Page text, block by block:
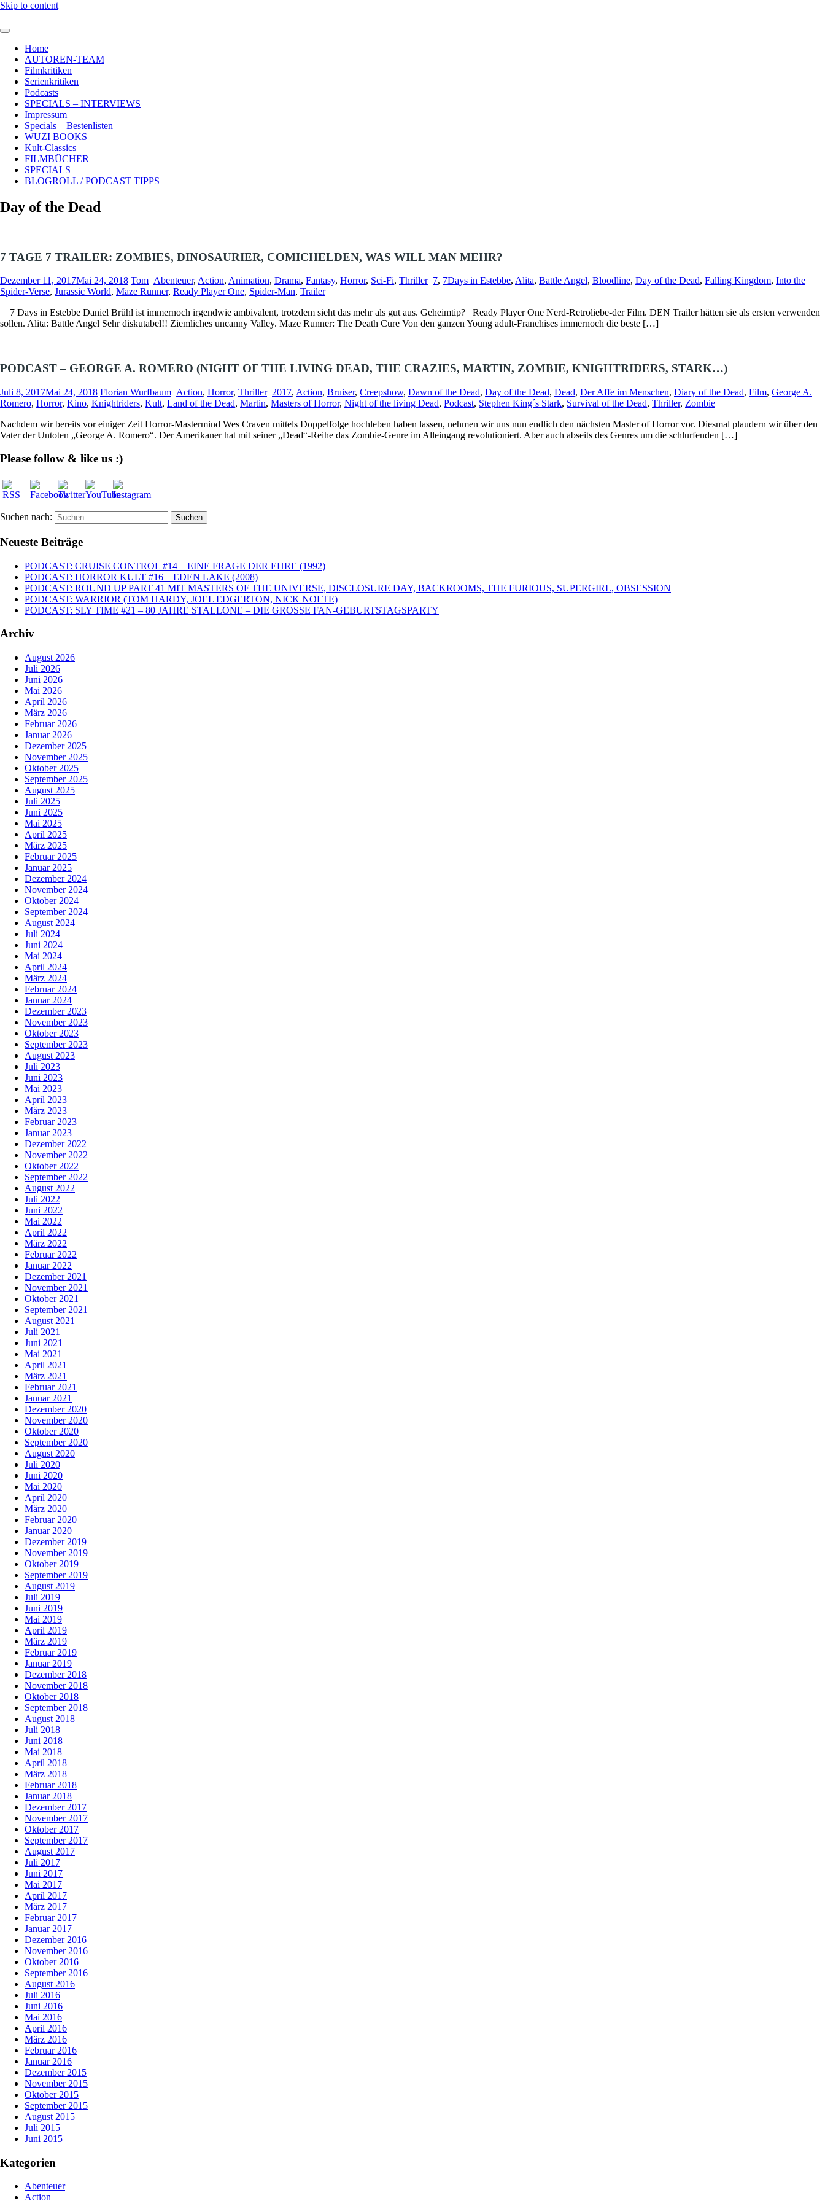
Skip to content
Home
AUTOREN-TEAM
Filmkritiken
Serienkritiken
Podcasts
SPECIALS – INTERVIEWS
Impressum
Specials – Bestenlisten
WUZI BOOKS
Kult-Classics
FILMBÜCHER
SPECIALS
BLOGROLL / PODCAST TIPPS
Day of the Dead
7 TAGE 7 TRAILER: ZOMBIES, DINOSAURIER, COMICHELDEN, WAS WILL MAN MEHR?
Dezember 11, 2017Mai 24, 2018 Tom Abenteuer, Action, Animation, Drama, Fantasy, Horror, Sci-Fi, Thriller 7, 7Days in Estebbe, Alita, Battle Angel, Bloodline, Day of the Dead, Falling Kingdom, Into the
Spider-Verse, Jurassic World, Maze Runner, Ready Player One, Spider-Man, Trailer
7 Days in Estebbe Daniel Brühl ist immernoch irgendwie ambivalent, trotzdem sieht das mehr als gut aus. Geheimtip? Ready Player One Nerd-Retroliebe-der Film. DEN Trailer hätten sie als ersten verwenden
sollen. Alita: Battle Angel Sehr diskutabel!! Ziemliches uncanny Valley. Maze Runner: The Death Cure Von den ganzen Young adult-Franchises immernoch die beste […]
PODCAST – GEORGE A. ROMERO (NIGHT OF THE LIVING DEAD, THE CRAZIES, MARTIN, ZOMBIE, KNIGHTRIDERS, STARK…)
Juli 8, 2017Mai 24, 2018 Florian Wurfbaum Action, Horror, Thriller 2017, Action, Bruiser, Creepshow, Dawn of the Dead, Day of the Dead, Dead, Der Affe im Menschen, Diary of the Dead, Film, George A.
Romero, Horror, Kino, Knightriders, Kult, Land of the Dead, Martin, Masters of Horror, Night of the living Dead, Podcast, Stephen King´s Stark, Survival of the Dead, Thriller, Zombie
Nachdem wir bereits vor einiger Zeit Horror-Mastermind Wes Craven mittels Doppelfolge hochleben haben lassen, nehmen wir uns nun endlich den nächsten Master of Horror vor. Diesmal plaudern wir über den
Vater der Untoten „George A. Romero“. Der Amerikaner hat mit seiner „Dead“-Reihe das Zombie-Genre im Alleingang revolutioniert. Aber auch abseits des Genres um die schlurfenden […]
Please follow & like us :)
Suchen nach:
Neueste Beiträge
PODCAST: CRUISE CONTROL #14 – EINE FRAGE DER EHRE (1992)
PODCAST: HORROR KULT #16 – EDEN LAKE (2008)
PODCAST: ROUND UP PART 41 MIT MASTERS OF THE UNIVERSE, DISCLOSURE DAY, BACKROOMS, THE FURIOUS, SUPERGIRL, OBSESSION
PODCAST: WARRIOR (TOM HARDY, JOEL EDGERTON, NICK NOLTE)
PODCAST: SLY TIME #21 – 80 JAHRE STALLONE – DIE GROSSE FAN-GEBURTSTAGSPARTY
Archiv
August 2026
Juli 2026
Juni 2026
Mai 2026
April 2026
März 2026
Februar 2026
Januar 2026
Dezember 2025
November 2025
Oktober 2025
September 2025
August 2025
Juli 2025
Juni 2025
Mai 2025
April 2025
März 2025
Februar 2025
Januar 2025
Dezember 2024
November 2024
Oktober 2024
September 2024
August 2024
Juli 2024
Juni 2024
Mai 2024
April 2024
März 2024
Februar 2024
Januar 2024
Dezember 2023
November 2023
Oktober 2023
September 2023
August 2023
Juli 2023
Juni 2023
Mai 2023
April 2023
März 2023
Februar 2023
Januar 2023
Dezember 2022
November 2022
Oktober 2022
September 2022
August 2022
Juli 2022
Juni 2022
Mai 2022
April 2022
März 2022
Februar 2022
Januar 2022
Dezember 2021
November 2021
Oktober 2021
September 2021
August 2021
Juli 2021
Juni 2021
Mai 2021
April 2021
März 2021
Februar 2021
Januar 2021
Dezember 2020
November 2020
Oktober 2020
September 2020
August 2020
Juli 2020
Juni 2020
Mai 2020
April 2020
März 2020
Februar 2020
Januar 2020
Dezember 2019
November 2019
Oktober 2019
September 2019
August 2019
Juli 2019
Juni 2019
Mai 2019
April 2019
März 2019
Februar 2019
Januar 2019
Dezember 2018
November 2018
Oktober 2018
September 2018
August 2018
Juli 2018
Juni 2018
Mai 2018
April 2018
März 2018
Februar 2018
Januar 2018
Dezember 2017
November 2017
Oktober 2017
September 2017
August 2017
Juli 2017
Juni 2017
Mai 2017
April 2017
März 2017
Februar 2017
Januar 2017
Dezember 2016
November 2016
Oktober 2016
September 2016
August 2016
Juli 2016
Juni 2016
Mai 2016
April 2016
März 2016
Februar 2016
Januar 2016
Dezember 2015
November 2015
Oktober 2015
September 2015
August 2015
Juli 2015
Juni 2015
Kategorien
Abenteuer
Action